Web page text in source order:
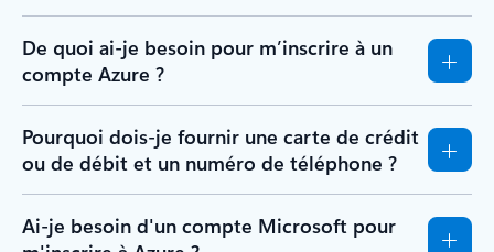
De quoi ai-je besoin pour m’inscrire à un
compte Azure ?
Pourquoi dois-je fournir une carte de crédit
ou de débit et un numéro de téléphone ?
Ai-je besoin d'un compte Microsoft pour